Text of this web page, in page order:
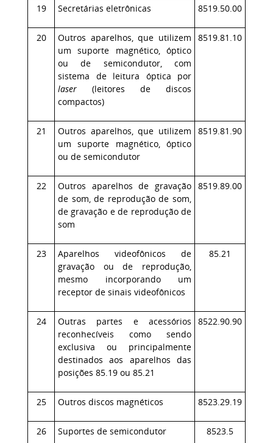
19 Secretárias eletrônicas 8519.50.00
20
Outros aparelhos, que utilizem
um suporte magnético, óptico
ou de semicondutor, com
sistema de leitura óptica por
laser (leitores de discos
compactos)
8519.81.10
21
Outros aparelhos, que utilizem
um suporte magnético, óptico
ou de semicondutor
8519.81.90
22
Outros aparelhos de gravação
de som, de reprodução de som,
de gravação e de reprodução de
som
8519.89.00
23
Aparelhos videofônicos de
gravação ou de reprodução,
mesmo incorporando um
receptor de sinais videofônicos
85.21
24
Outras partes e acessórios
reconhecíveis como sendo
exclusiva ou principalmente
destinados aos aparelhos das
posições 85.19 ou 85.21
8522.90.90
25 Outros discos magnéticos 8523.29.19
26 Suportes de semicondutor 8523.5